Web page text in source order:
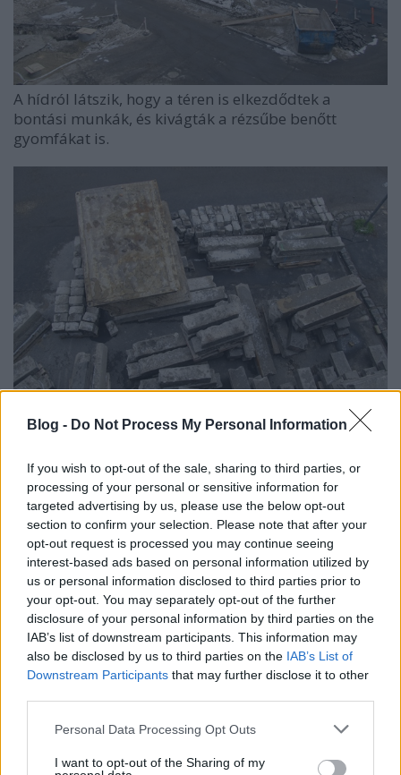
Blog - Do Not Process My Personal Information
If you wish to opt-out of the sale, sharing to third parties, or
processing of your personal or sensitive information for
targeted advertising by us, please use the below opt-out
section to confirm your selection. Please note that after your
opt-out request is processed you may continue seeing
interest-based ads based on personal information utilized by
us or personal information disclosed to third parties prior to
your opt-out. You may separately opt-out of the further
disclosure of your personal information by third parties on the
IAB’s list of downstream participants. This information may
also be disclosed by us to third parties on the IAB’s List of
Downstream Participants that may further disclose it to other
Please note that this website/app uses one or more Google
not limited to your visit or usage behaviour. You may click to
Personal Data Processing Opt Outs
I want to opt-out of the Sharing of my
A hídról látszik, hogy a téren is elkezdődtek a
bontási munkák, és kivágták a rézsűbe benőtt
gyomfákat is.
Az elveszett járdaszegélyek!